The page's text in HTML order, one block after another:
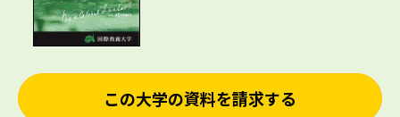
この大学の資料を請求する